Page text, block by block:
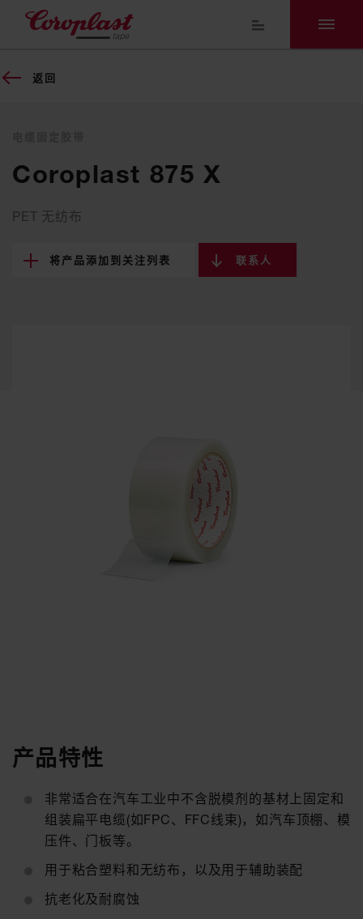
返回
Coroplast 875 X
PET 无纺布
将产品添加到关注列表 联系人
产品特性
非常适合在汽车工业中不含脱模剂的基材上固定和
组装扁平电缆(如FPC、FFC线束)，如汽车顶棚、模
压件、门板等。
用于粘合塑料和无纺布，以及用于辅助装配
抗老化及耐腐蚀